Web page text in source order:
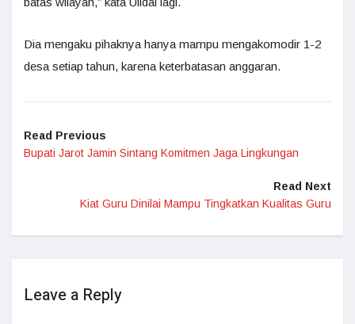
Dia mengaku pihaknya hanya mampu mengakomodir 1-2
desa setiap tahun, karena keterbatasan anggaran.
Read Previous
Bupati Jarot Jamin Sintang Komitmen Jaga Lingkungan
Read Next
Kiat Guru Dinilai Mampu Tingkatkan Kualitas Guru
Leave a Reply